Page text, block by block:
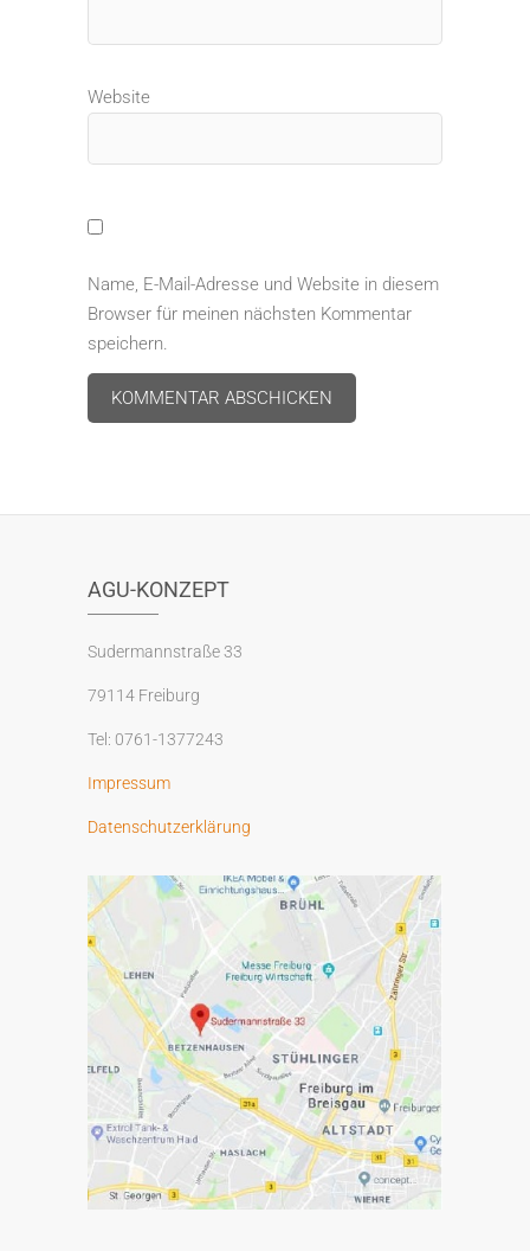
Website
Name, E-Mail-Adresse und Website in diesem
Browser für meinen nächsten Kommentar
speichern.
t
r
n
i
:
AGU-KONZEPT
Sudermannstraße 33
79114 Freiburg
Tel: 0761-1377243
Impressum
Datenschutzerklärung